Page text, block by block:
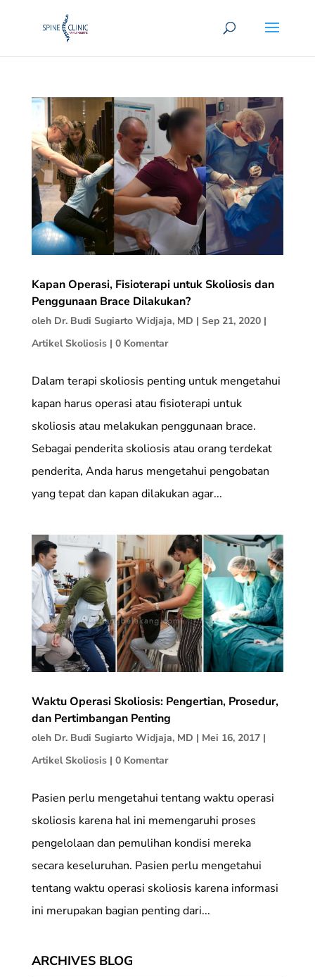
Kapan Operasi, Fisioterapi untuk Skoliosis dan
Penggunaan Brace Dilakukan?
oleh Dr. Budi Sugiarto Widjaja, MD | Sep 21, 2020|
Artikel Skoliosis| 0 Komentar
Dalam terapi skoliosis penting untuk mengetahui
kapan harus operasi atau fisioterapi untuk
skoliosis atau melakukan penggunaan brace.
Sebagai penderita skoliosis atau orang terdekat
penderita, Anda harus mengetahui pengobatan
yang tepat dan kapan dilakukan agar...
Waktu Operasi Skoliosis: Pengertian, Prosedur,
dan Pertimbangan Penting
oleh Dr. Budi Sugiarto Widjaja, MD | Mei 16, 2017|
Artikel Skoliosis| 0 Komentar
Pasien perlu mengetahui tentang waktu operasi
skoliosis karena hal ini memengaruhi proses
pengelolaan dan pemulihan kondisi mereka
secara keseluruhan. Pasien perlu mengetahui
tentang waktu operasi skoliosis karena informasi
ini merupakan bagian penting dari...
ARCHIVES BLOG